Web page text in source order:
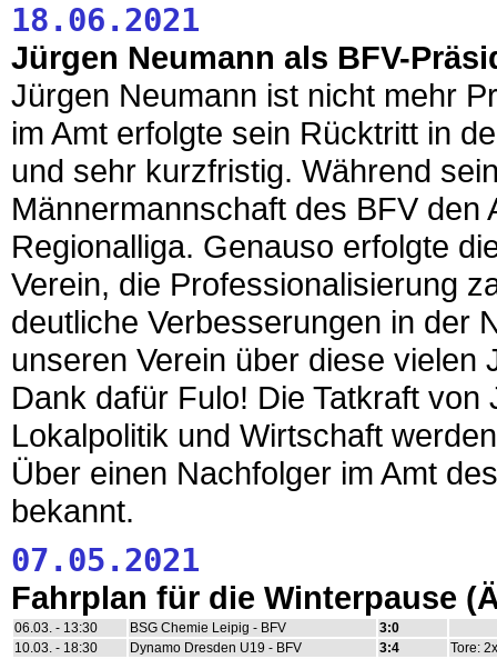
18.06.2021
Jürgen Neumann als BFV-
Jürgen Neumann ist nicht mehr
im Amt erfolgte sein Rücktritt in
und sehr kurzfristig. Während
Männermannschaft des BFV
Regionalliga. Genauso erfolgte
Verein, die Professionalisierung
deutliche Verbesserungen in der
unseren Verein über diese vielen
Dank dafür Fulo! Die Tatkraft
Lokalpolitik und Wirtschaft
Über einen Nachfolger im Amt
bekannt.
07.05.2021
Fahrplan für die Winterpause
06.03. - 13:30 BSG Chemie Leipig - BFV
3:0
10.03. - 18:30
Dynamo Dresden U19 - BFV 3:4
Tore: